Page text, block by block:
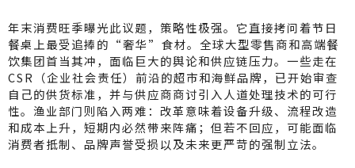
年末消费旺季曝光此议题，策略性极强。它直接拷问着节日
餐桌上最受追捧的“奢华”食材。全球大型零售商和高端餐
饮集团首当其冲，面临巨大的舆论和供应链压力。一些走在
CSR（企业社会责任）前沿的超市和海鲜品牌，已开始审查
自己的供货标准，并与供应商商讨引入人道处理技术的可行
性。渔业部门则陷入两难：改革意味着设备升级、流程改造
和成本上升，短期内必然带来阵痛；但若不回应，可能面临
消费者抵制、品牌声誉受损以及未来更严苛的强制立法。